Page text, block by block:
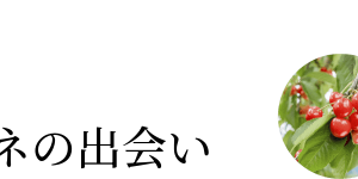
の出会い